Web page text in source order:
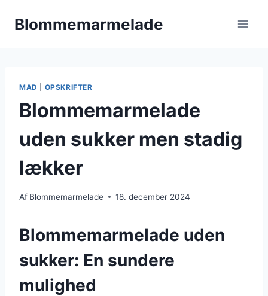
Blommemarmelade
MAD OPSKRIFTER
Blommemarmelade
uden sukker men stadig
lækker
Af Blommemarmelade 18. december 2024
Blommemarmelade uden
sukker: En sundere
mulighed